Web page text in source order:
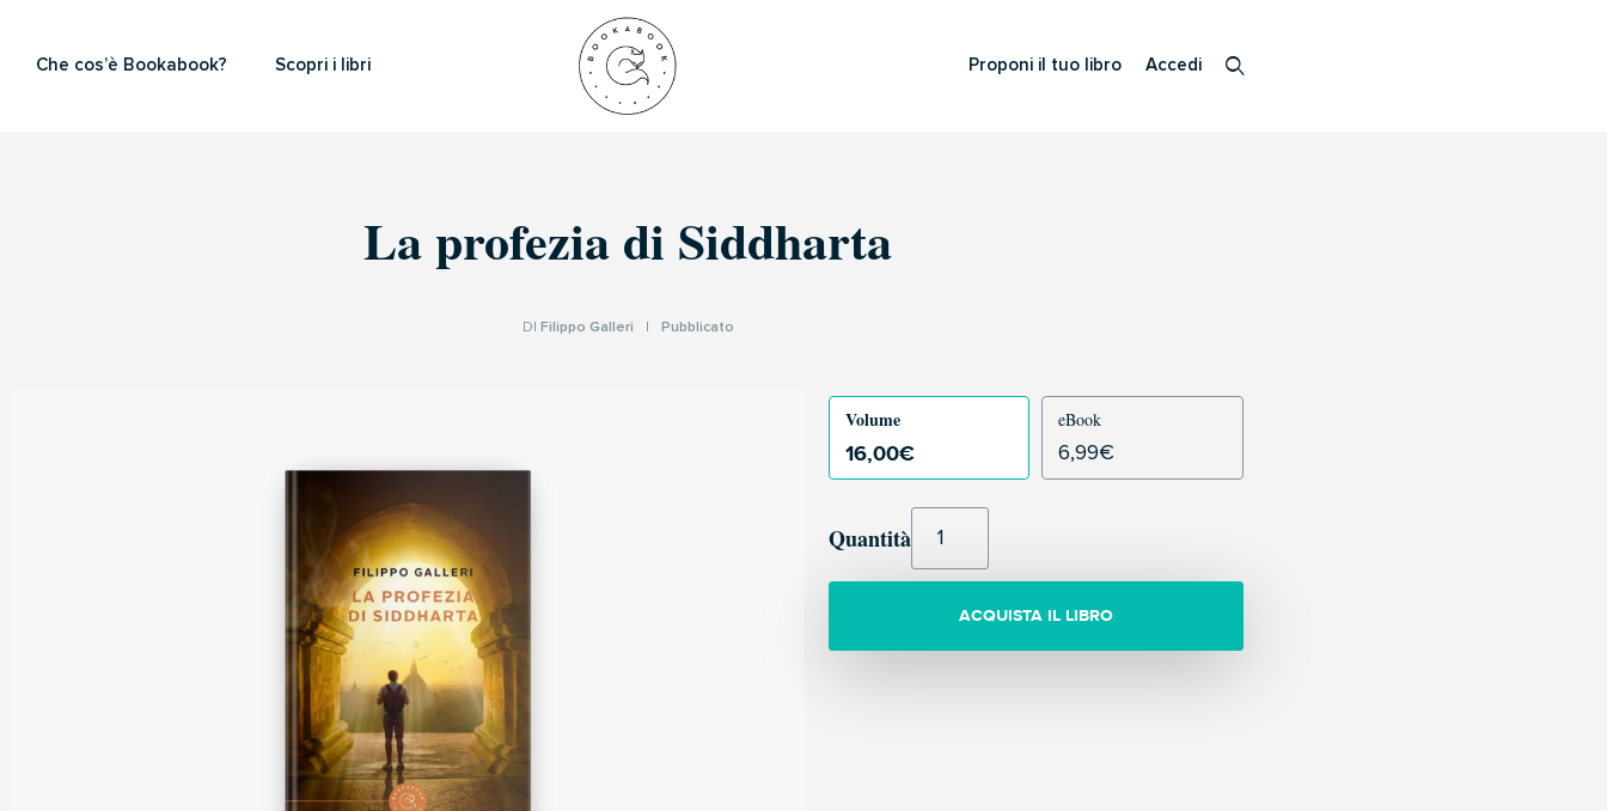
Che cos’è Bookabook? Scopri i libri Proponi il tuo libro Accedi
La profezia di Siddharta
DI Filippo Galleri Pubblicato
Volume
16,00€
eBook
6,99€
Quantità
ACQUISTA IL LIBRO